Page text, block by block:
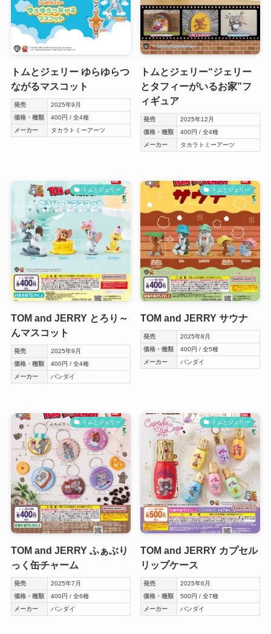
トムとジェリー ゆらゆらつ
ながるマスコット
発売
2025年9月
価格・種類
400円 / 全4種
メーカー
タカラトミーアーツ
トムとジェリー“ジェリー
とタフィーがいるお家”フ
ィギュア
発売
2025年12月
価格・種類
400円 / 全4種
メーカー
タカラトミーアーツ
トムとジェリー
TOM and JERRY とろり～
んマスコット
発売
2025年9月
価格・種類
400円 / 全4種
メーカー
バンダイ
トムとジェリー
TOM and JERRY サウナ
発売
2025年8月
価格・種類
400円 / 全5種
メーカー
バンダイ
トムとジェリー
TOM and JERRY ふぁぶり
っく缶チャーム
発売
2025年7月
価格・種類
400円 / 全6種
メーカー
バンダイ
トムとジェリー
TOM and JERRY カプセル
リップケース
発売
2025年6月
価格・種類
500円 / 全7種
メーカー
バンダイ